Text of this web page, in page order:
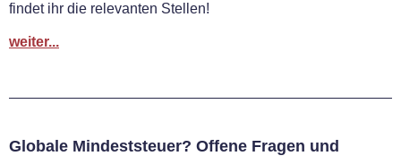
findet ihr die relevanten Stellen!
weiter...
Globale Mindeststeuer? Offene Fragen und